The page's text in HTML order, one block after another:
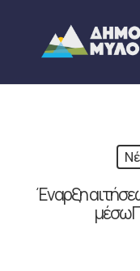
content
Έναρξη
μέσω